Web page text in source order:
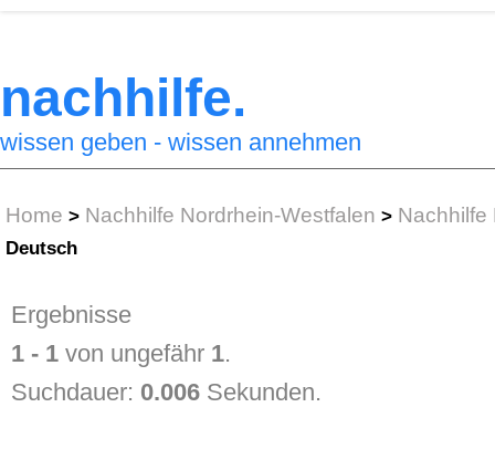
nachhilfe.
wissen geben - wissen annehmen
Home > Nachhilfe Nordrhein-Westfalen > Nachhilfe
Deutsch
Ergebnisse
1 - 1 von ungefähr 1.
Suchdauer: 0.006 Sekunden.